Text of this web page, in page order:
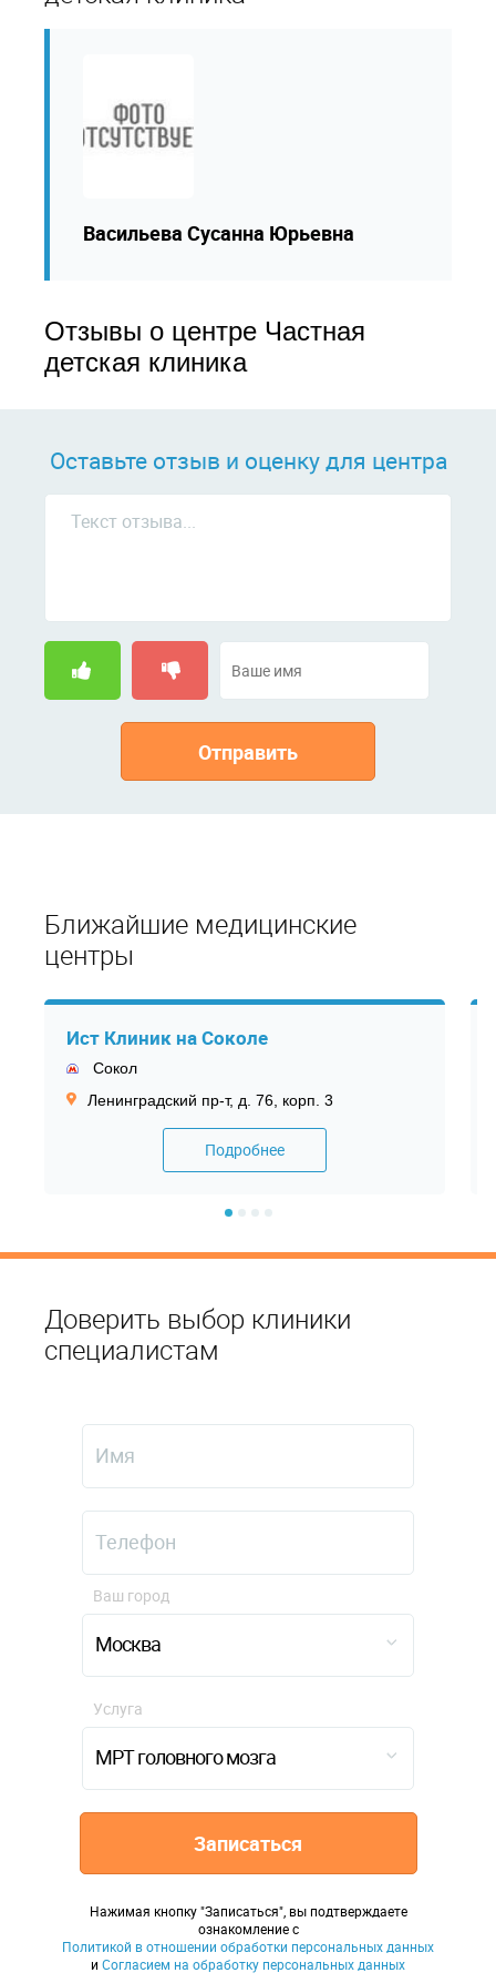
Васильева Сусанна Юрьевна
Отзывы о центре Частная
детская клиника
Оставьте отзыв и оценку для центра
Отправить
Ближайшие медицинские
центры
Ист Клиник на Соколе
Сокол
Ленинградский пр-т, д. 76, корп. 3
Подробнее
Доверить выбор клиники
специалистам
Москва
Ваш город
МРТ головного мозга
Услуга
Записаться
Нажимая кнопку "Записаться", вы подтверждаете
ознакомление с
Политикой в отношении обработки персональных данных
и Согласием на обработку персональных данных